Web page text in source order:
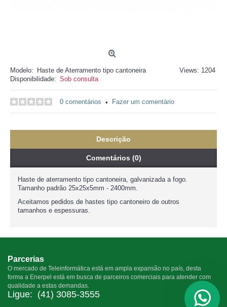
Views: 1204
Modelo:
Haste de Aterramento tipo cantoneira
Disponibilidade: Sob consulta
0 comentários • Fazer um comentário
Descrição
Comentários (0)
Haste de aterramento tipo cantoneira, galvanizada a fogo.
Tamanho padrão 25x25x5mm - 2400mm.
Aceitamos pedidos de hastes tipo cantoneiro de outros
tamanhos e espessuras.
Parcerias
O mercado de Teleinformática está em ampla expansão no país, desta
forma a Enerpel está em busca de parceiros comerciais para atender com
qualidade a estas demandas.
Ligue: (41) 3085-3555